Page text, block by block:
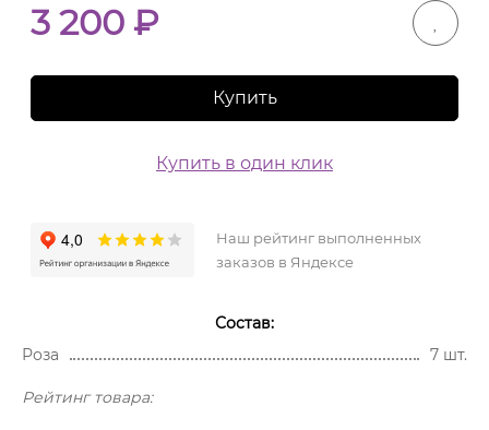
3 200 ₽
Купить
Купить в один клик
Наш рейтинг выполненных
заказов в Яндексе
Состав:
Роза
7 шт.
Рейтинг товара: